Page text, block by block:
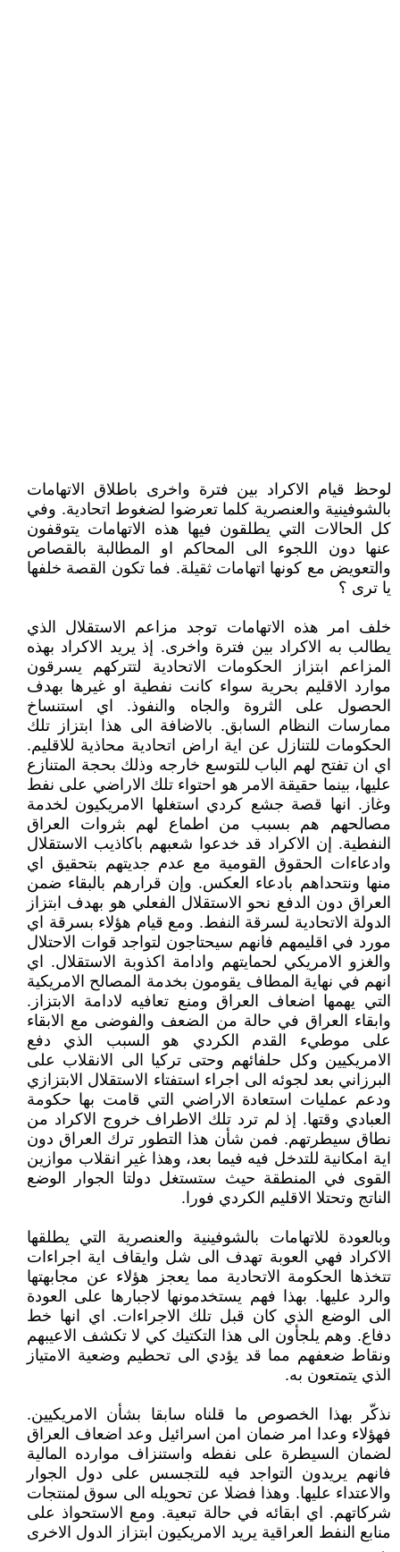
لوحظ قيام الاكراد بين فترة واخرى باطلاق الاتهامات
بالشوفينية والعنصرية كلما تعرضوا لضغوط اتحادية. وفي
كل الحالات التي يطلقون فيها هذه الاتهامات يتوقفون
عنها دون اللجوء الى المحاكم او المطالبة بالقصاص
والتعويض مع كونها اتهامات ثقيلة. فما تكون القصة خلفها
يا ترى ؟
خلف امر هذه الاتهامات توجد مزاعم الاستقلال الذي
يطالب به الاكراد بين فترة واخرى. إذ يريد الاكراد بهذه
المزاعم ابتزاز الحكومات الاتحادية لتتركهم يسرقون
موارد الاقليم بحرية سواء كانت نفطية او غيرها بهدف
الحصول على الثروة والجاه والنفوذ. اي استنساخ
ممارسات النظام السابق. بالاضافة الى هذا ابتزاز تلك
الحكومات للتنازل عن اية اراض اتحادية محاذية للاقليم.
اي ان تفتح لهم الباب للتوسع خارجه وذلك بحجة المتنازع
عليها، بينما حقيقة الامر هو احتواء تلك الاراضي على نفط
وغاز. انها قصة جشع كردي استغلها الامريكيون لخدمة
مصالحهم هم بسبب من اطماع لهم بثروات العراق
النفطية. إن الاكراد قد خدعوا شعبهم باكاذيب الاستقلال
وادعاءات الحقوق القومية مع عدم جديتهم بتحقيق اي
منها ونتحداهم بادعاء العكس. وإن قرارهم بالبقاء ضمن
العراق دون الدفع نحو الاستقلال الفعلي هو بهدف ابتزاز
الدولة الاتحادية لسرقة النفط. ومع قيام هؤلاء بسرقة اي
مورد في اقليمهم فانهم سيحتاجون لتواجد قوات الاحتلال
والغزو الامريكي لحمايتهم وادامة اكذوبة الاستقلال. اي
انهم في نهاية المطاف يقومون بخدمة المصالح الامريكية
التي يهمها اضعاف العراق ومنع تعافيه لادامة الابتزاز.
وابقاء العراق في حالة من الضعف والفوضى مع الابقاء
على موطيء القدم الكردي هو السبب الذي دفع
الامريكيين وكل حلفائهم وحتى تركيا الى الانقلاب على
البرزاني بعد لجوئه الى اجراء استفتاء الاستقلال الابتزازي
ودعم عمليات استعادة الاراضي التي قامت بها حكومة
العبادي وقتها. إذ لم ترد تلك الاطراف خروج الاكراد من
نطاق سيطرتهم. فمن شأن هذا التطور ترك العراق دون
اية امكانية للتدخل فيه فيما بعد، وهذا غير انقلاب موازين
القوى في المنطقة حيث ستستغل دولتا الجوار الوضع
الناتج وتحتلا الاقليم الكردي فورا.
وبالعودة للاتهامات بالشوفينية والعنصرية التي يطلقها
الاكراد فهي العوبة تهدف الى شل وايقاف اية اجراءات
تتخذها الحكومة الاتحادية مما يعجز هؤلاء عن مجابهتها
والرد عليها. بهذا فهم يستخدمونها لاجبارها على العودة
الى الوضع الذي كان قبل تلك الاجراءات. اي انها خط
دفاع. وهم يلجأون الى هذا التكتيك كي لا تكشف الاعيبهم
ونقاط ضعفهم مما قد يؤدي الى تحطيم وضعية الامتياز
الذي يتمتعون به.
نذكّر بهذا الخصوص ما قلناه سابقا بشأن الامريكيين.
فهؤلاء وعدا امر ضمان امن اسرائيل وعد اضعاف العراق
لضمان السيطرة على نفطه واستنزاف موارده المالية
فانهم يريدون التواجد فيه للتجسس على دول الجوار
والاعتداء عليها. وهذا فضلا عن تحويله الى سوق لمنتجات
شركاتهم. اي ابقائه في حالة تبعية. ومع الاستحواذ على
منابع النفط العراقية يريد الامريكيون ابتزاز الدول الاخرى